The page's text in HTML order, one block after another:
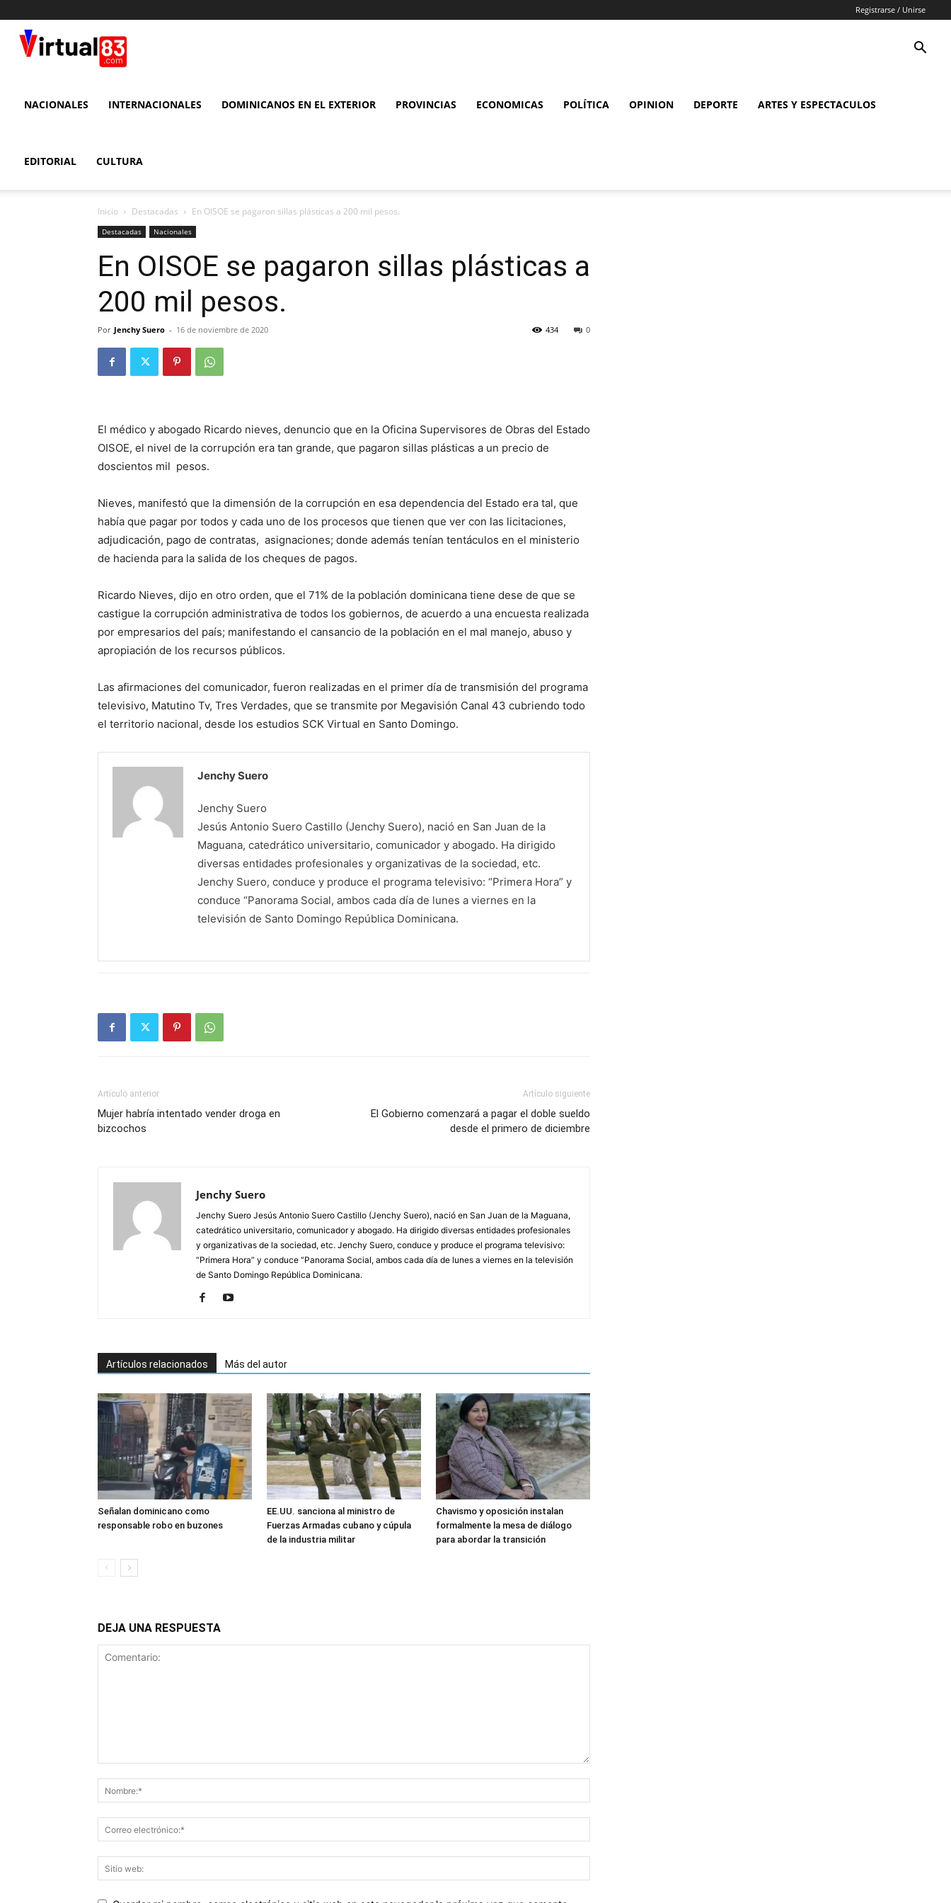
Registrarse / Unirse
83
NACIONALES INTERNACIONALES DOMINICANOS EN EL EXTERIOR PROVINCIAS ECONOMICAS POLÍTICA OPINION DEPORTE ARTES Y ESPECTACULOS
EDITORIAL CULTURA
Inicio Destacadas En OISOE se pagaron sillas plásticas a 200 mil pesos.
Destacadas Nacionales
En OISOE se pagaron sillas plásticas a
200 mil pesos.
Por Jenchy Suero - 16 de noviembre de 2020 0
434
El médico y abogado Ricardo nieves, denuncio que en la Oficina Supervisores de Obras del Estado
OISOE, el nivel de la corrupción era tan grande, que pagaron sillas plásticas a un precio de
doscientos mil pesos.
Nieves, manifestó que la dimensión de la corrupción en esa dependencia del Estado era tal, que
había que pagar por todos y cada uno de los procesos que tienen que ver con las licitaciones,
adjudicación, pago de contratas, asignaciones; donde además tenían tentáculos en el ministerio
de hacienda para la salida de los cheques de pagos.
Ricardo Nieves, dijo en otro orden, que el 71% de la población dominicana tiene dese de que se
castigue la corrupción administrativa de todos los gobiernos, de acuerdo a una encuesta realizada
por empresarios del país; manifestando el cansancio de la población en el mal manejo, abuso y
apropiación de los recursos públicos.
Las afirmaciones del comunicador, fueron realizadas en el primer día de transmisión del programa
televisivo, Matutino Tv, Tres Verdades, que se transmite por Megavisión Canal 43 cubriendo todo
el territorio nacional, desde los estudios SCK Virtual en Santo Domingo.
Jenchy Suero
Jenchy Suero
Jesús Antonio Suero Castillo (Jenchy Suero), nació en San Juan de la
Maguana, catedrático universitario, comunicador y abogado. Ha dirigido
diversas entidades profesionales y organizativas de la sociedad, etc.
Jenchy Suero, conduce y produce el programa televisivo: “Primera Hora” y
conduce “Panorama Social, ambos cada día de lunes a viernes en la
televisión de Santo Domingo República Dominicana.
Artículo anterior
Mujer habría intentado vender droga en
bizcochos
Artículo siguiente
El Gobierno comenzará a pagar el doble sueldo
desde el primero de diciembre
Jenchy Suero
Jenchy Suero Jesús Antonio Suero Castillo (Jenchy Suero), nació en San Juan de la Maguana,
catedrático universitario, comunicador y abogado. Ha dirigido diversas entidades profesionales
y organizativas de la sociedad, etc. Jenchy Suero, conduce y produce el programa televisivo:
“Primera Hora” y conduce “Panorama Social, ambos cada día de lunes a viernes en la televisión
de Santo Domingo República Dominicana.
Artículos relacionados Más del autor
Señalan dominicano como
responsable robo en buzones
EE.UU. sanciona al ministro de
Fuerzas Armadas cubano y cúpula
de la industria militar
Chavismo y oposición instalan
formalmente la mesa de diálogo
para abordar la transición
DEJA UNA RESPUESTA